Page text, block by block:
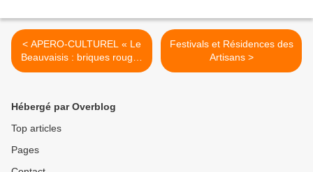
< APERO-CULTUREL « Le
Beauvaisis : briques rouges
et cathédrale blanche »
Festivals et Résidences des
Artisans >
Hébergé par Overblog
Top articles
Pages